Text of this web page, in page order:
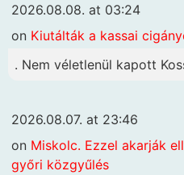
2026.08.08. at 03:24
on Kiutálták a kassai
. Nem véletlenül kapott
2026.08.07. at 23:46
on Miskolc. Ezzel akarják
győri közgyűlés